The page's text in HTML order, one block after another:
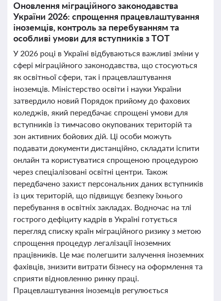
Оновлення міграційного законодавства
України 2026: спрощення працевлаштування
іноземців, контроль за перебуванням та
особливі умови для вступників з ТОТ
У 2026 році в Україні відбуваються важливі зміни у
сфері міграційного законодавства, що стосуються
як освітньої сфери, так і працевлаштування
іноземців. Міністерство освіти і науки України
затвердило новий Порядок прийому до фахових
коледжів, який передбачає спрощені умови для
вступників із тимчасово окупованих територій та
зон активних бойових дій. Ці особи можуть
подавати документи дистанційно, складати іспити
онлайн та користуватися спрощеною процедурою
через спеціалізовані освітні центри. Також
передбачено захист персональних даних вступників
із цих територій, що підвищує безпеку їхнього
перебування в освітніх закладах. Водночас на тлі
гострого дефіциту кадрів в Україні готується
перегляд списку країн міграційного ризику з метою
спрощення процедур легалізації іноземних
працівників. Це має полегшити залучення іноземних
фахівців, знизити витрати бізнесу на оформлення та
сприяти відновленню ринку праці.
Працевлаштування іноземців регулюється